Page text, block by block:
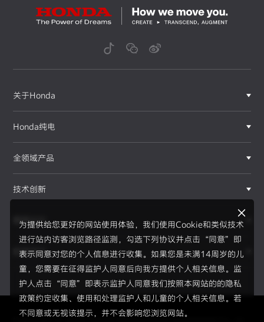
为提供给您更好的网站使用体验，我们使用Cookie和类似技术
进行站内访客浏览路径监测，勾选下列协议并点击“同意”即
表示同意对您的个人信息进行收集。如果您是未满14周岁的儿
童，您需要在征得监护人同意后向我方提供个人相关信息。监
护人点击“同意”即表示监护人同意我们按照本网站的的隐私
政策约定收集、使用和处理监护人和儿童的个人相关信息。若
不同意或无视该提示，并不会影响您浏览网站。
关于Honda
Honda纯电
全领域产品
技术创新
赛事运动
新闻资讯